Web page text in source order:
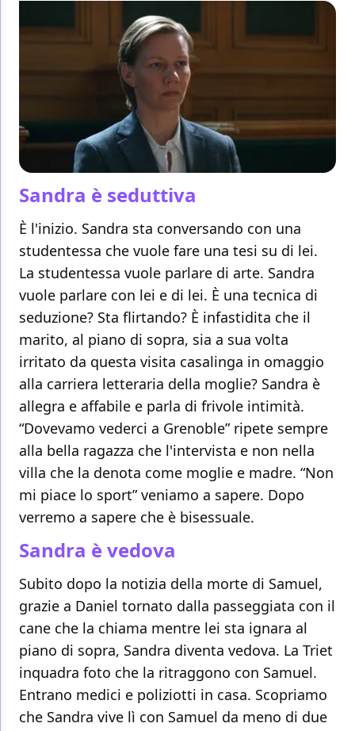
Sandra è seduttiva
È l'inizio. Sandra sta conversando con una
studentessa che vuole fare una tesi su di lei.
La studentessa vuole parlare di arte. Sandra
vuole parlare con lei e di lei. È una tecnica di
seduzione? Sta flirtando? È infastidita che il
marito, al piano di sopra, sia a sua volta
irritato da questa visita casalinga in omaggio
alla carriera letteraria della moglie? Sandra è
allegra e affabile e parla di frivole intimità.
“Dovevamo vederci a Grenoble” ripete sempre
alla bella ragazza che l'intervista e non nella
villa che la denota come moglie e madre. “Non
mi piace lo sport” veniamo a sapere. Dopo
verremo a sapere che è bisessuale.
Sandra è vedova
Subito dopo la notizia della morte di Samuel,
grazie a Daniel tornato dalla passeggiata con il
cane che la chiama mentre lei sta ignara al
piano di sopra, Sandra diventa vedova. La Triet
inquadra foto che la ritraggono con Samuel.
Entrano medici e poliziotti in casa. Scopriamo
che Sandra vive lì con Samuel da meno di due